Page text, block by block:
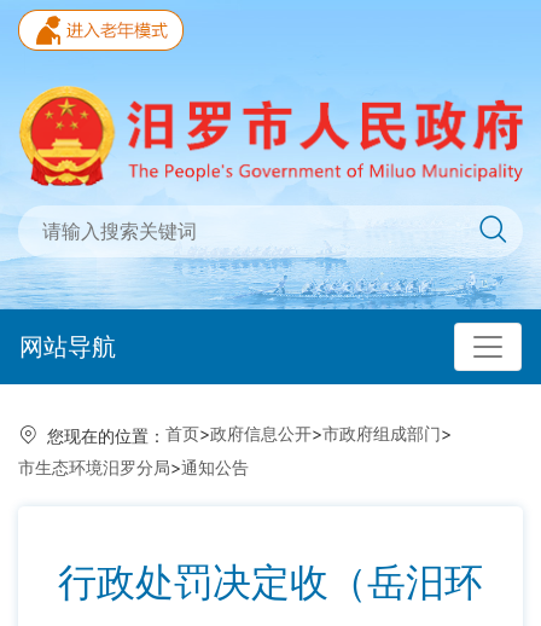
网站导航
您现在的位置： 首页>政府信息公开>市政府组成部门>
市生态环境汨罗分局>通知公告
行政处罚决定收（岳汨环